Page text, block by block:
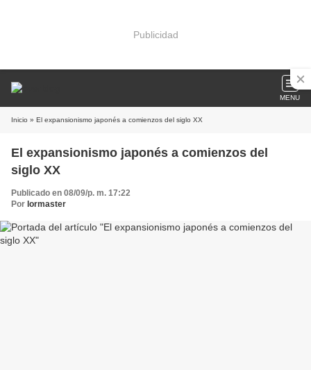
Publicidad
MENU
Inicio » El expansionismo japonés a comienzos del siglo XX
El expansionismo japonés a comienzos del
siglo XX
Publicado en 08/09/p. m. 17:22
Por lormaster